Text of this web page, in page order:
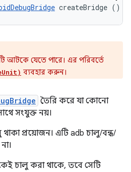
createBridge ()
আটকে যেতে পারে। এর পরিবর্তে
ব্যবহার করুন।
তৈরি করে যা কোনো
সংযুক্ত নয়।
প্রয়োজন। এটি adb চালু/বন্ধ/
চালু করা থাকে, তবে সেটি